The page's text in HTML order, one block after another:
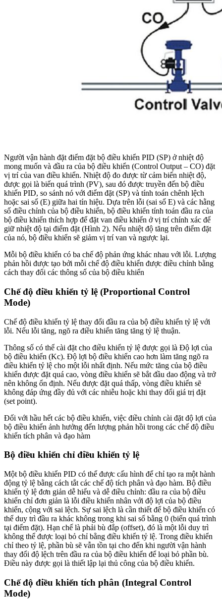
Người vận hành đặt điểm đặt bộ điều khiển PID (SP) ở nhiệt độ
mong muốn và đầu ra của bộ điều khiển (Control Output – CO) đặt
vị trí của van điều khiển. Nhiệt độ đo được từ cảm biến nhiệt độ,
được gọi là biến quá trình (PV), sau đó được truyền đến bộ điều
khiển PID, so sánh nó với điểm đặt (SP) và tính toán chênh lệch
hoặc sai số (E) giữa hai tín hiệu. Dựa trên lỗi (sai số E) và các hằng
số điều chỉnh của bộ điều khiển, bộ điều khiển tính toán đầu ra của
bộ điều khiển thích hợp để đặt van điều khiển ở vị trí chính xác để
giữ nhiệt độ tại điểm đặt (Hình 2). Nếu nhiệt độ tăng trên điểm đặt
của nó, bộ điều khiển sẽ giảm vị trí van và ngược lại.
Mỗi bộ điều khiển có ba chế độ phản ứng khác nhau với lỗi. Lượng
phản hồi được tạo bởi mỗi chế độ điều khiển được điều chỉnh bằng
cách thay đổi các thông số của bộ điều khiển
Chế độ điều khiển tỷ lệ (Proportional Control
Mode)
Chế độ điều khiển tỷ lệ thay đổi đầu ra của bộ điều khiển tỷ lệ với
lỗi. Nếu lỗi tăng, ngõ ra điều khiển tăng tăng tỷ lệ thuận.
Thông số có thể cài đặt cho điều khiển tỷ lệ được gọi là Độ lợi của
bộ điều khiển (Kc). Độ lợi bộ điều khiển cao hơn làm tăng ngõ ra
điều khiển tỷ lệ cho một lỗi nhất định. Nếu mức tăng của bộ điều
khiển được đặt quá cao, vòng điều khiển sẽ bắt đầu dao động và trở
nên không ổn định. Nếu được đặt quá thấp, vòng điều khiển sẽ
không đáp ứng đầy đủ với các nhiễu hoặc khi thay đổi giá trị đặt
(set point).
Đối với hầu hết các bộ điều khiển, việc điều chỉnh cài đặt độ lợi của
bộ điều khiển ảnh hưởng đến lượng phản hồi trong các chế độ điều
khiển tích phân và đạo hàm
Bộ điều khiển chỉ điều khiển tỷ lệ
Một bộ điều khiển PID có thể được cấu hình để chỉ tạo ra một hành
động tỷ lệ bằng cách tắt các chế độ tích phân và đạo hàm. Bộ điều
khiển tỷ lệ đơn giản dễ hiểu và dễ điều chỉnh: đầu ra của bộ điều
khiển chỉ đơn giản là lỗi điều khiển nhân với độ lợi của bộ điều
khiển, cộng với sai lệch. Sự sai lệch là cần thiết để bộ điều khiển có
thể duy trì đầu ra khác không trong khi sai số bằng 0 (biến quá trình
tại điểm đặt). Hạn chế là phải bù đắp (offset), đó là một lỗi duy trì
không thể được loại bỏ chỉ bằng điều khiển tỷ lệ. Trong điều khiển
chỉ theo tỷ lệ, phần bù sẽ vẫn tồn tại cho đến khi người vận hành
thay đổi độ lệch trên đầu ra của bộ điều khiển để loại bỏ phần bù.
Điều này được gọi là thiết lập lại thủ công của bộ điều khiển.
Chế độ điều khiển tích phân (Integral Control
Mode)